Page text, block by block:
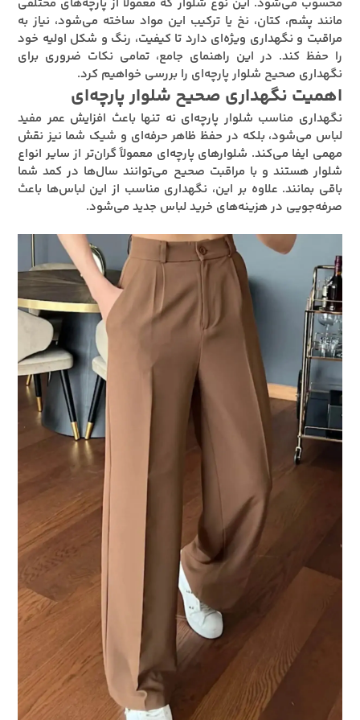
مانند پشم، کتان، نخ یا ترکیب این مواد ساخته می‌شود، نیاز به
مراقبت و نگهداری ویژه‌ای دارد تا کیفیت، رنگ و شکل اولیه خود
را حفظ کند. در این راهنمای جامع، تمامی نکات ضروری برای
نگهداری صحیح شلوار پارچه‌ای را بررسی خواهیم کرد.
اهمیت نگهداری صحیح شلوار پارچه‌ای
نگهداری مناسب شلوار پارچه‌ای نه تنها باعث افزایش عمر مفید
لباس می‌شود، بلکه در حفظ ظاهر حرفه‌ای و شیک شما نیز نقش
مهمی ایفا می‌کند. شلوارهای پارچه‌ای معمولاً گران‌تر از سایر انواع
شلوار هستند و با مراقبت صحیح می‌توانند سال‌ها در کمد شما
باقی بمانند. علاوه بر این، نگهداری مناسب از این لباس‌ها باعث
صرفه‌جویی در هزینه‌های خرید لباس جدید می‌شود.